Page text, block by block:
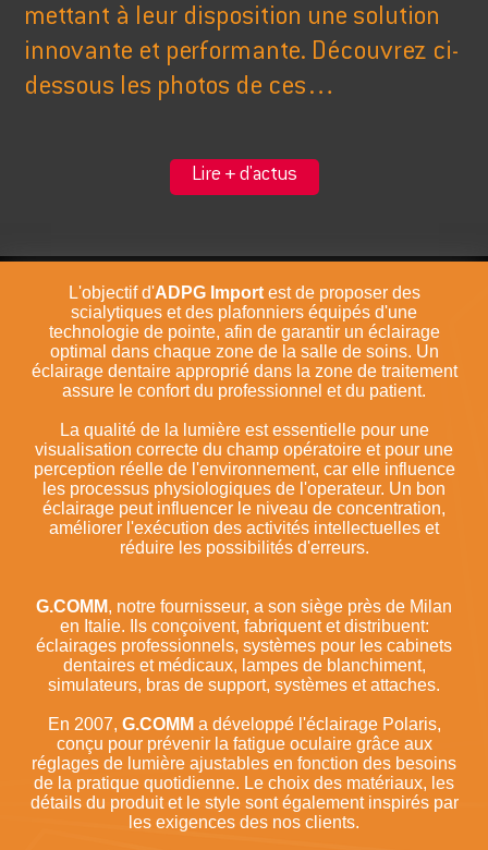
mettant à leur disposition une solution
innovante et performante. Découvrez ci-
dessous les photos de ces…
Lire + d'actus
L'objectif d'ADPG Importest de proposer des
scialytiques et des plafonniers équipés d'une
technologie de pointe, afin de garantir un éclairage
optimal dans chaque zone de la salle de soins. Un
éclairage dentaire approprié dans la zone de traitement
assure le confort du professionnel et du patient.
La qualité de la lumière est essentielle pour une
visualisation correcte du champ opératoire et pour une
perception réelle de l'environnement, car elle influence
les processus physiologiques de l'operateur. Un bon
éclairage peut influencer le niveau de concentration,
améliorer l'exécution des activités intellectuelles et
réduire les possibilités d'erreurs.
G.COMM, notre fournisseur, a son siège près de Milan
en Italie. Ils conçoivent, fabriquent et distribuent:
éclairages professionnels, systèmes pour les cabinets
dentaires et médicaux, lampes de blanchiment,
simulateurs, bras de support, systèmes et attaches.
En 2007, G.COMM a développé l'éclairage Polaris,
conçu pour prévenir la fatigue oculaire grâce aux
réglages de lumière ajustables en fonction des besoins
de la pratique quotidienne. Le choix des matériaux, les
détails du produit et le style sont également inspirés par
les exigences des nos clients.